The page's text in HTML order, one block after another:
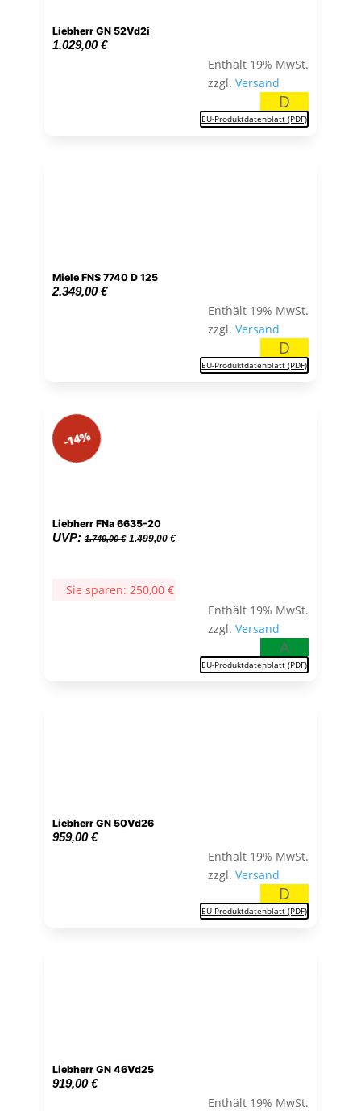
Liebherr GN 52Vd2i
1.029,00€
Enthält 19% MwSt.
zzgl.Versand
D
EU-Produktdatenblatt (PDF)
Miele FNS 7740 D 125
2.349,00€
Enthält 19% MwSt.
zzgl.Versand
D
EU-Produktdatenblatt (PDF)
Liebherr FNa 6635-20
UVP: 1.749,00€ Ursprünglicher
1.749,00 €
1.499,00 €Aktueller
Sie sparen: 250,00 €
Enthält 19% MwSt.
zzgl.Versand
A
EU-Produktdatenblatt (PDF)
-14%
Liebherr GN 50Vd26
959,00€
Enthält 19% MwSt.
zzgl.Versand
D
EU-Produktdatenblatt (PDF)
Liebherr GN 46Vd25
919,00€
Enthält 19% MwSt.